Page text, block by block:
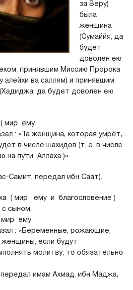
за Веру)
была
женщина
(Сумаййя, да
будет
доволен ею
принявшим Миссию Пророка
алейхи ва саллям) и принявшим
да будет доволен ею
мир ему
: «Та женщина, которая умрёт,
в числе шахидов (т. е. в числе
на пути Аллаха )».
Самит, передал ибн Саат).
( мир ему и благословение )
сыном,
мир ему
: «Беременные, рожающие,
если будут
молитву, то обязательно
передал имам Ахмад, ибн Маджа,